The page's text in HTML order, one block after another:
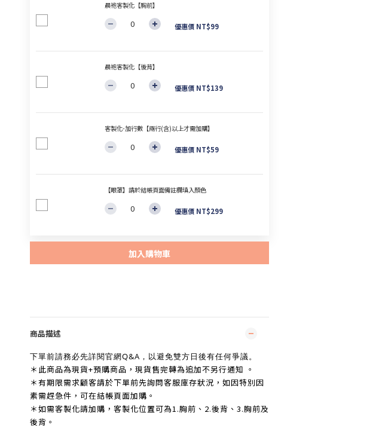
晨袍客製化【胸前】
優惠價 NT$99
晨袍客製化【後背】
優惠價 NT$139
客製化-加行數【兩行(含)以上才需加購】
優惠價 NT$59
【眼罩】請於結帳頁面備註欄填入顏色
優惠價 NT$299
加入購物車
商品描述
下單前請務必先詳閱官網Q&A，以避免雙方日後有任何爭議。
＊此商品為現貨+預購商品，現貨售完轉為追加不另行通知 。
＊有期限需求顧客請於下單前先詢問客服庫存狀況，如因特別因
素需趕急件，可在結帳頁面加購。
＊如需客製化請加購， 客製化位置可為1.胸前、2.後背、3.胸前及
後背。